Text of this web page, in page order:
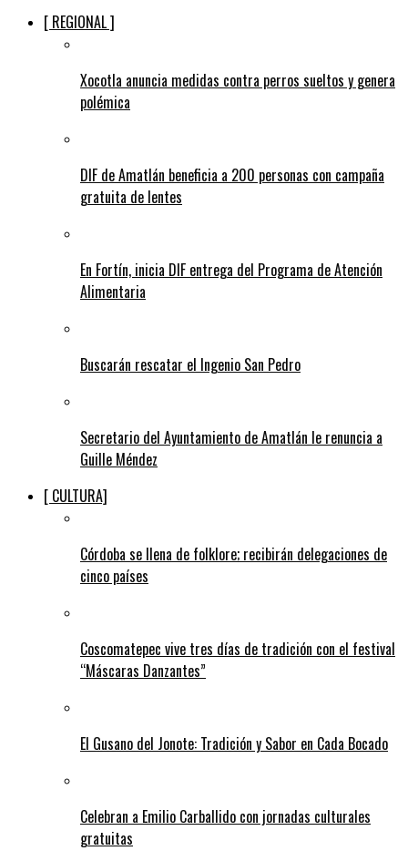
[ REGIONAL ]
Xocotla anuncia medidas contra perros sueltos y genera
polémica
DIF de Amatlán beneficia a 200 personas con campaña
gratuita de lentes
En Fortín, inicia DIF entrega del Programa de Atención
Alimentaria
Buscarán rescatar el Ingenio San Pedro
Secretario del Ayuntamiento de Amatlán le renuncia a
Guille Méndez
[ CULTURA]
Córdoba se llena de folklore; recibirán delegaciones de
cinco países
Coscomatepec vive tres días de tradición con el festival
“Máscaras Danzantes”
El Gusano del Jonote: Tradición y Sabor en Cada Bocado
Celebran a Emilio Carballido con jornadas culturales
gratuitas